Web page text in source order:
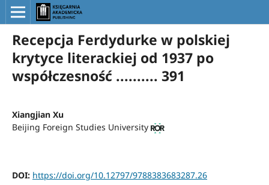
Recepcja Ferdydurke w polskiej
krytyce literackiej od 1937 po
współczesność .......... 391
Xiangjian Xu
Beijing Foreign Studies University
DOI: https://doi.org/10.12797/9788383683287.26